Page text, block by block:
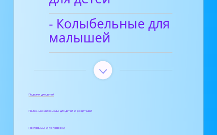
- Колыбельные для
малышей
Поделки для детей
Полезные материалы для детей и родителей
Пословицы и поговорки